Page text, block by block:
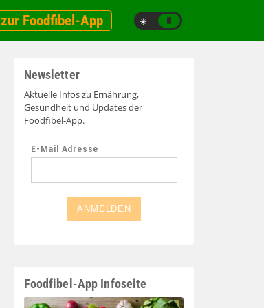
zur Foodfibel-App ☀️ 🌙
Newsletter
Aktuelle Infos zu Ernährung,
Gesundheit und Updates der
Foodfibel-App.
Foodfibel-App Infoseite